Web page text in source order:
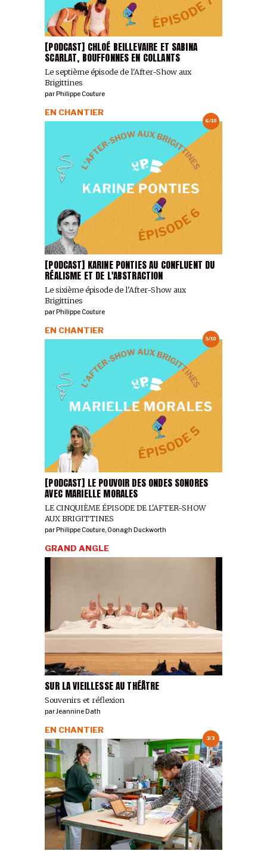
[PODCAST] CHLOÉ BEILLEVAIRE ET SABINA
SCARLAT, BOUFFONNES EN COLLANTS
Le septième épisode de l'After-Show aux
Brigittines
parPhilippe Couture
6/10
[PODCAST] KARINE PONTIES AU CONFLUENT DU
RÉALISME ET DE L'ABSTRACTION
Le sixième épisode de l'After-Show aux
Brigittines
EN CHANTIER
parPhilippe Couture
5/10
[PODCAST] LE POUVOIR DES ONDES SONORES
AVEC MARIELLE MORALES
LE CINQUIÈME ÉPISODE DE L'AFTER-SHOW
AUX BRIGITTINES
EN CHANTIER
parPhilippe Couture,Oonagh Duckworth
SUR LA VIEILLESSE AU THÉÂTRE
Souvenirs et réflexion
GRAND ANGLE
parJeannine Dath
2/3
EN CHANTIER